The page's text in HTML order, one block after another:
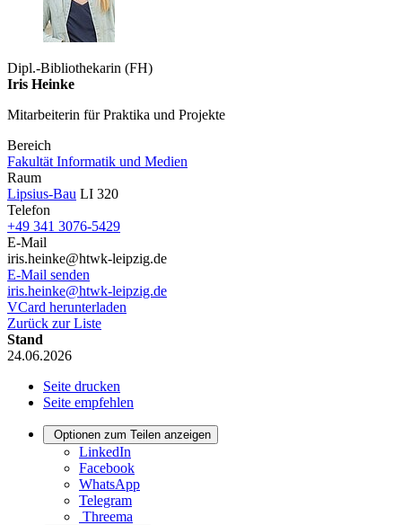
Dipl.-Bibliothekarin (FH)
Iris Heinke
Mitarbeiterin für Praktika und Projekte
Bereich
Fakultät Informatik und Medien
Raum
Lipsius-Bau LI 320
Telefon
+49 341 3076-5429
E-Mail
iris.heinke@htwk-leipzig.de
E-Mail senden
iris.heinke@htwk-leipzig.de
VCard herunterladen
Zurück zur Liste
Stand
24.06.2026
Seite drucken
Seite empfehlen
Optionen zum Teilen anzeigen
LinkedIn
Facebook
WhatsApp
Telegram
Threema